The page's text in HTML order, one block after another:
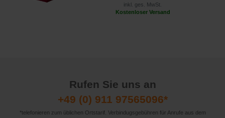
inkl. ges. MwSt.
Kostenloser Versand
Rufen Sie uns an
+49 (0) 911 97565096*
*telefonieren zum üblichen Ortstarif. Verbindugsgebühren für Anrufe aus dem